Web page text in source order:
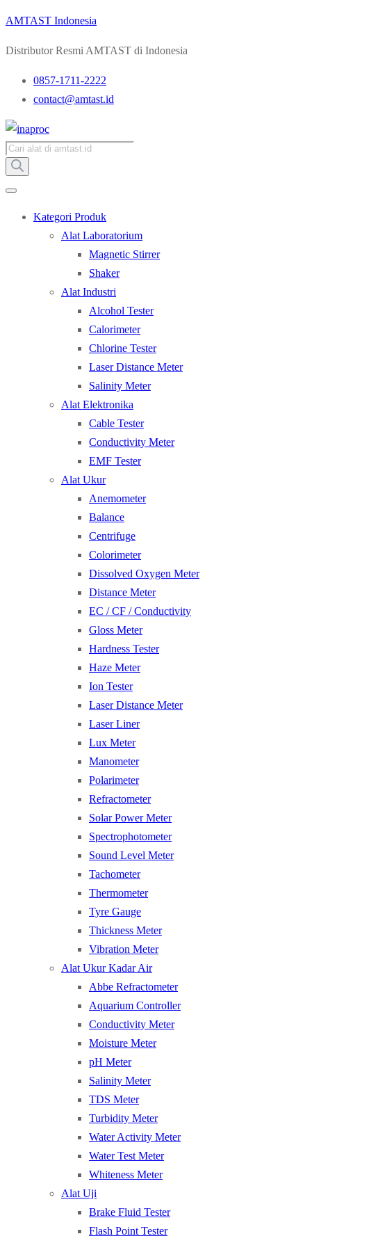
AMTAST Indonesia
Distributor Resmi AMTAST di Indonesia
0857-1711-2222
contact@amtast.id
Products
search
Kategori Produk
Alat Laboratorium
Magnetic Stirrer
Shaker
Alat Industri
Alcohol Tester
Calorimeter
Chlorine Tester
Laser Distance Meter
Salinity Meter
Alat Elektronika
Cable Tester
Conductivity Meter
EMF Tester
Alat Ukur
Anemometer
Balance
Centrifuge
Colorimeter
Dissolved Oxygen Meter
Distance Meter
EC / CF / Conductivity
Gloss Meter
Hardness Tester
Haze Meter
Ion Tester
Laser Distance Meter
Laser Liner
Lux Meter
Manometer
Polarimeter
Refractometer
Solar Power Meter
Spectrophotometer
Sound Level Meter
Tachometer
Thermometer
Tyre Gauge
Thickness Meter
Vibration Meter
Alat Ukur Kadar Air
Abbe Refractometer
Aquarium Controller
Conductivity Meter
Moisture Meter
pH Meter
Salinity Meter
TDS Meter
Turbidity Meter
Water Activity Meter
Water Test Meter
Whiteness Meter
Alat Uji
Brake Fluid Tester
Flash Point Tester